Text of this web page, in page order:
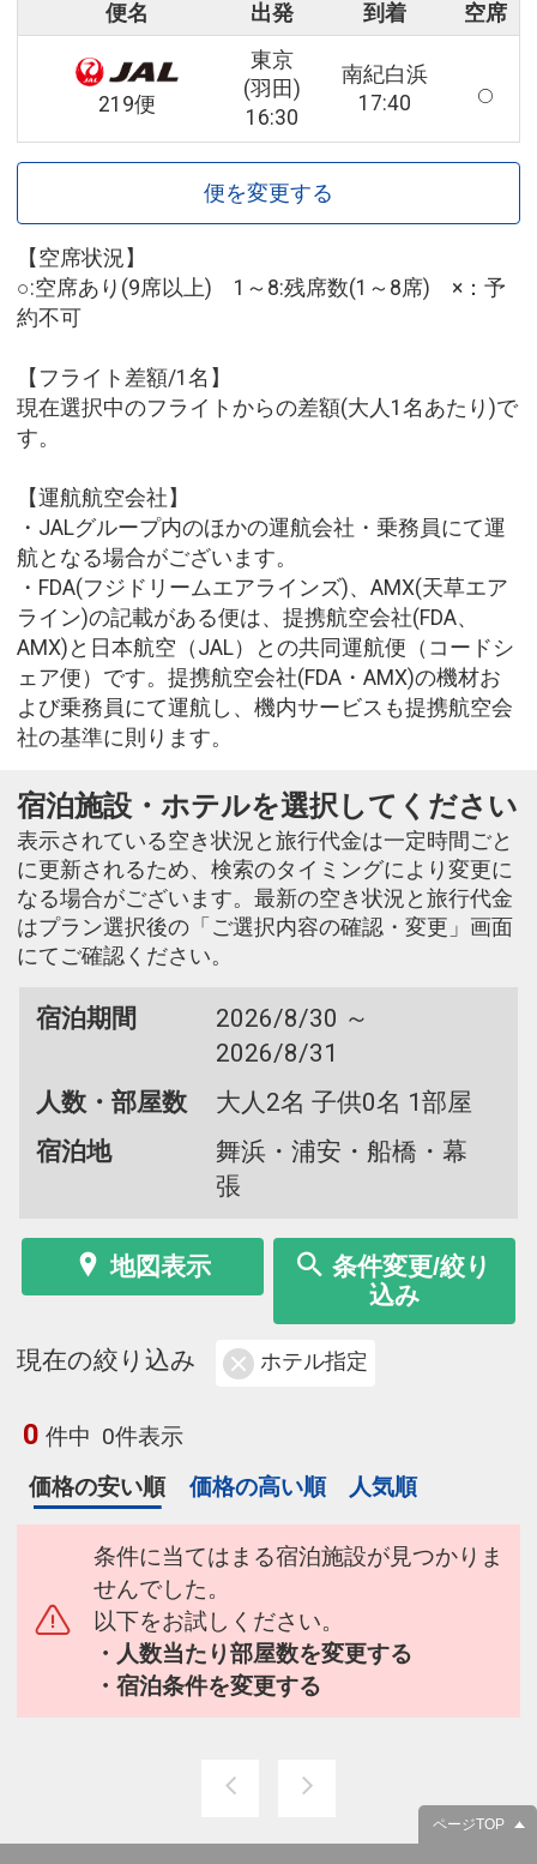
便名 出発 到着 空席
219便
東京
(羽田)
16:30
南紀白浜
17:40
便を変更する
【空席状況】
○:空席あり(9席以上) 1～8:残席数(1～8席) ×：予
約不可
【フライト差額/1名】
現在選択中のフライトからの差額(大人1名あたり)で
す。
【運航航空会社】
・JALグループ内のほかの運航会社・乗務員にて運
航となる場合がございます。
・FDA(フジドリームエアラインズ)、AMX(天草エア
ライン)の記載がある便は、提携航空会社(FDA、
AMX)と日本航空（JAL）との共同運航便（コードシ
ェア便）です。提携航空会社(FDA・AMX)の機材お
よび乗務員にて運航し、機内サービスも提携航空会
社の基準に則ります。
宿泊施設・ホテルを選択してください
表示されている空き状況と旅行代金は一定時間ごと
に更新されるため、検索のタイミングにより変更に
なる場合がございます。最新の空き状況と旅行代金
はプラン選択後の「ご選択内容の確認・変更」画面
にてご確認ください。
宿泊期間
2026/8/30 ～
2026/8/31
人数・部屋数
大人2名 子供0名 1部屋
宿泊地
舞浜・浦安・船橋・幕
張
地図表示
条件変更/絞り
込み
現在の絞り込み ホテル指定
0 件中 0件表示
価格の安い順
価格の高い順 人気順
条件に当てはまる宿泊施設が見つかりま
せんでした。
以下をお試しください。
・人数当たり部屋数を変更する
・宿泊条件を変更する
ページTOP